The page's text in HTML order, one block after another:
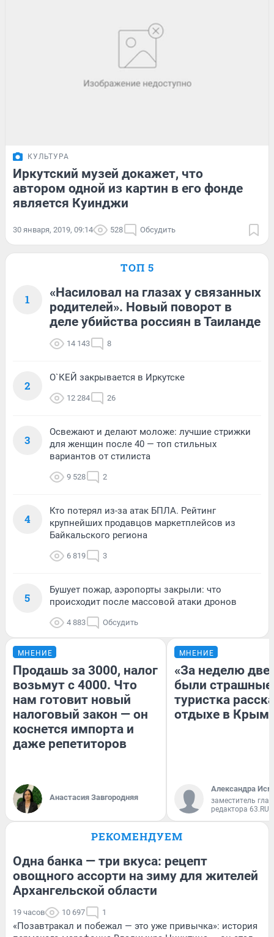
КУЛЬТУРА
Иркутский музей докажет, что
автором одной из картин в его фонде
является Куинджи
30 января, 2019, 09:14 528 Обсудить
ТОП 5
1
«Насиловал на глазах у связанных
родителей». Новый поворот в
деле убийства россиян в Таиланде
14 143 8
2
О`КЕЙ закрывается в Иркутске
12 284 26
3
Освежают и делают моложе: лучшие стрижки
для женщин после 40 — топ стильных
вариантов от стилиста
9 528 2
4
Кто потерял из-за атак БПЛА. Рейтинг
крупнейших продавцов маркетплейсов из
Байкальского региона
6 819 3
5
Бушует пожар, аэропорты закрыли: что
происходит после массовой атаки дронов
4 883 Обсудить
МНЕНИЕ
Продашь за 3000, налог
возьмут с 4000. Что
нам готовит новый
налоговый закон — он
коснется импорта и
даже репетиторов
Анастасия Завгородняя
МНЕНИЕ
«За неделю две
были
туристка
отдыхе в
Александра
заместитель
редактора 63.RU
РЕКОМЕНДУЕМ
Одна банка — три вкуса: рецепт
овощного ассорти на зиму для жителей
Архангельской области
19 часов 10 697 1
«Позавтракал и побежал — это уже привычка»: история